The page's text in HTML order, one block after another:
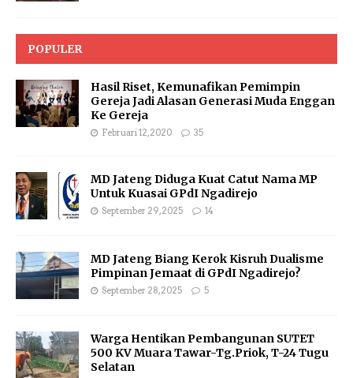
POPULER
Hasil Riset, Kemunafikan Pemimpin
Gereja Jadi Alasan Generasi Muda Enggan
Ke Gereja
Februari 12, 2020 35
MD Jateng Diduga Kuat Catut Nama MP
Untuk Kuasai GPdI Ngadirejo
September 29, 2025 14
MD Jateng Biang Kerok Kisruh Dualisme
Pimpinan Jemaat di GPdI Ngadirejo?
September 28, 2025 5
Warga Hentikan Pembangunan SUTET
500 KV Muara Tawar-Tg.Priok, T-24 Tugu
Selatan